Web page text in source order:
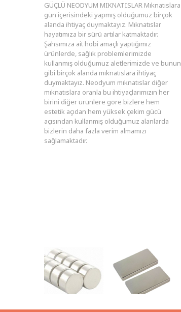
GÜÇLÜ NEODYUM MIKNATISLAR Mıknatıslara
gün içerisindeki yapmış olduğumuz birçok
alanda ihtiyaç duymaktayız. Mıknatıslar
hayatımıza bir sürü artılar katmaktadır.
Şahsımıza ait hobi amaçlı yaptığımız
ürünlerde, sağlık problemlerimizde
kullanmış olduğumuz aletlerimizde ve bunun
gibi birçok alanda mıknatıslara ihtiyaç
duymaktayız. Neodyum mıknatıslar diğer
mıknatıslara oranla bu ihtiyaçlarımızın her
birini diğer ürünlere göre bizlere hem
estetik açıdan hem yüksek çekim gücü
açısından kullanmış olduğumuz alanlarda
bizlerin daha fazla verim almamızı
sağlamaktadır.